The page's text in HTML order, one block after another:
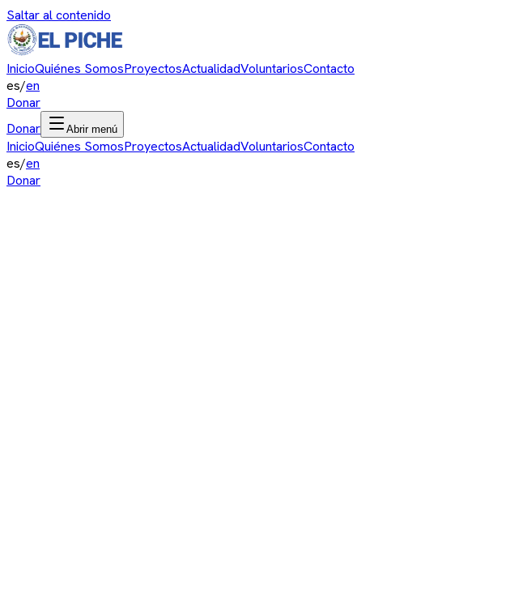
Saltar al contenido
InicioQuiénes SomosProyectosActualidadVoluntariosContacto
es/en
Donar
Donar
Abrir menú
InicioQuiénes SomosProyectosActualidadVoluntariosContacto
es/en
Donar